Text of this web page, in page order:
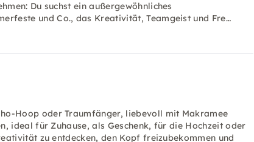
Du suchst ein außergewöhnliches
und Co., das Kreativität, Teamgeist und Fre…
Hoop oder Traumfänger, liebevoll mit Makramee
ideal für Zuhause, als Geschenk, für die Hochzeit oder
zu entdecken, den Kopf freizubekommen und